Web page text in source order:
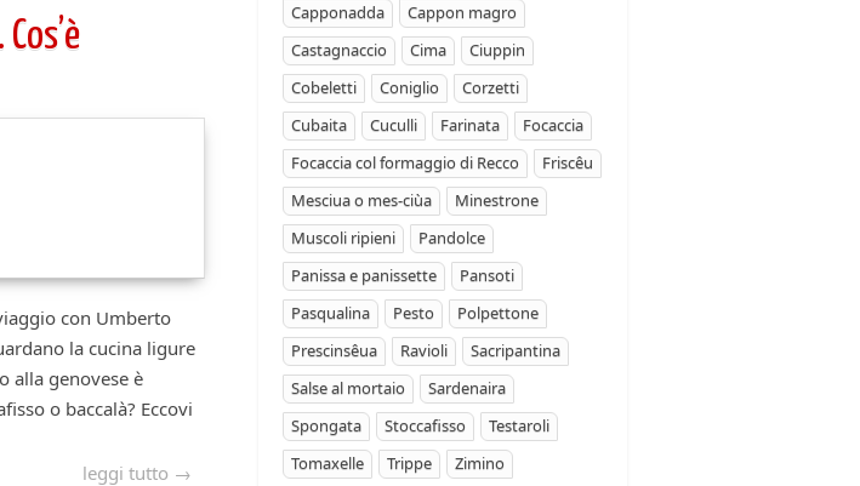
con Umberto
la cucina ligure
alla genovese è
o baccalà? Eccovi
leggi tutto →
Capponadda
Cappon magro
Castagnaccio
Cima
Ciuppin
Cobeletti
Coniglio
Corzetti
Cubaita
Cuculli Farinata
Focaccia
Focaccia col formaggio di Recco
Friscêu
Mesciua o mes-ciùa
Minestrone
Muscoli ripieni
Pandolce
Panissa e panissette
Pansoti
Pasqualina
Pesto
Polpettone
Prescinsêua
Ravioli
Sacripantina
Salse al mortaio
Sardenaira
Spongata
Stoccafisso
Testaroli
Tomaxelle
Trippe Zimino